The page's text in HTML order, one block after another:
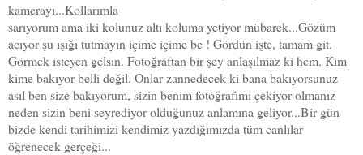
kamerayı...Kollarımla
sarıyorum ama iki kolunuz altı koluma yetiyor mübarek...Gözüm
acıyor şu ışığı tutmayın içime içime be ! Gördün işte, tamam git.
Görmek isteyen gelsin. Fotoğraftan bir şey anlaşılmaz ki hem. Kim
kime bakıyor belli değil. Onlar zannedecek ki bana bakıyorsunuz
asıl ben size bakıyorum, sizin benim fotoğrafımı çekiyor olmanız
neden sizin beni seyrediyor olduğunuz anlamına geliyor...Bir gün
bizde kendi tarihimizi kendimiz yazdığımızda tüm canlılar
öğrenecek gerçeği...